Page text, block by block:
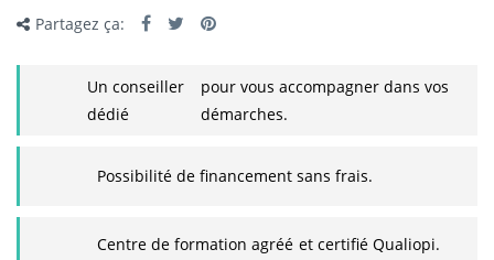
Partagez ça:
Un conseiller
dédié
pour vous accompagner dans vos
démarches.
Possibilité de financement sans frais.
Centre de formation agréé et certifié Qualiopi.